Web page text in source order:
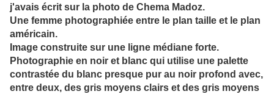
j'avais écrit sur la photo de Chema Madoz.
Une femme photographiée entre le plan taille et le plan
américain.
Image construite sur une ligne médiane forte.
Photographie en noir et blanc qui utilise une palette
contrastée du blanc presque pur au noir profond avec,
entre deux, des gris moyens clairs et des gris moyens